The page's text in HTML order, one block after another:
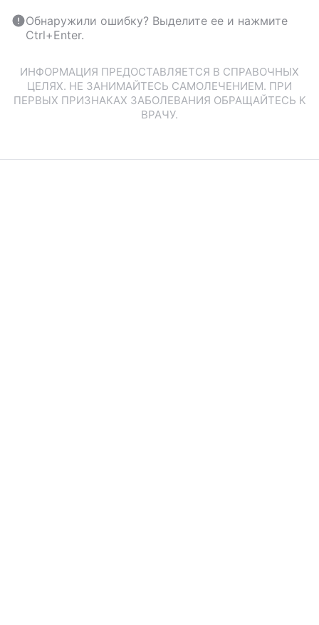
Обнаружили ошибку? Выделите ее и нажмите
Ctrl+Enter.
ИНФОРМАЦИЯ ПРЕДОСТАВЛЯЕТСЯ В СПРАВОЧНЫХ
ЦЕЛЯХ. НЕ ЗАНИМАЙТЕСЬ САМОЛЕЧЕНИЕМ. ПРИ
ПЕРВЫХ ПРИЗНАКАХ ЗАБОЛЕВАНИЯ ОБРАЩАЙТЕСЬ К
ВРАЧУ.